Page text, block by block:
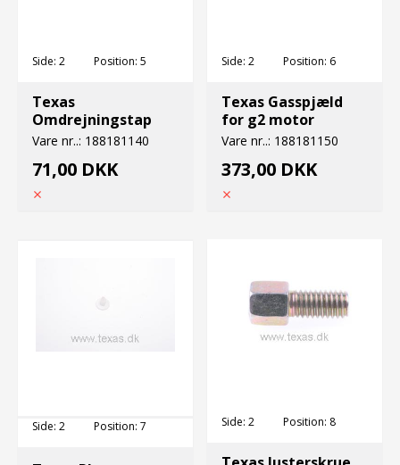
Side: 2 Position: 5
Texas
Omdrejningstap
Vare nr..: 188181140
71,00 DKK
Side: 2 Position: 6
Texas Gasspjæld
for g2 motor
Vare nr..: 188181150
373,00 DKK
Side: 2 Position: 7 Side: 2 Position: 8